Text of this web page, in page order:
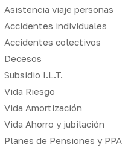
Asistencia viaje personas
Accidentes individuales
Accidentes colectivos
Decesos
Subsidio I.L.T.
Vida Riesgo
Vida Amortización
Vida Ahorro y jubilación
Planes de Pensiones y PPA